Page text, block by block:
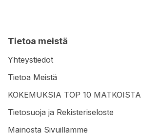
Tietoa meistä
Yhteystiedot
Tietoa Meistä
KOKEMUKSIA TOP 10 MATKOISTA
Tietosuoja ja Rekisteriseloste
Mainosta Sivuillamme